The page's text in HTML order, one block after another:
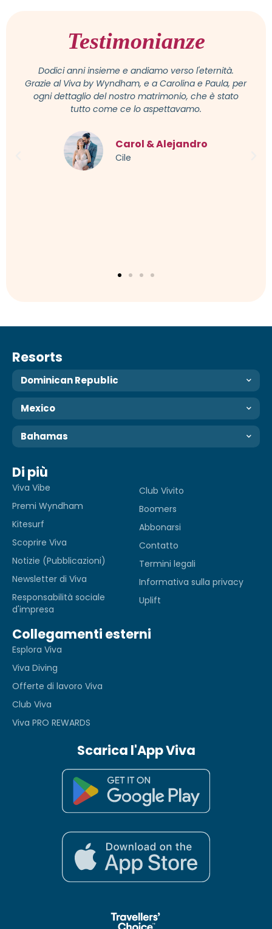
Testimonianze
Dodici anni insieme e andiamo verso l'eternità.
Grazie al Viva by Wyndham, e a Carolina e Paula, per
ogni dettaglio del nostro matrimonio, che è stato
tutto come ce lo aspettavamo.
Carol & Alejandro
Cile
Resorts
Dominican Republic
Mexico
Bahamas
Di più
Viva Vibe
Premi Wyndham
Kitesurf
Scoprire Viva
Notizie (Pubblicazioni)
Newsletter di Viva
Responsabilità sociale
d'impresa
Club Vivito
Boomers
Abbonarsi
Contatto
Termini legali
Informativa sulla privacy
Uplift
Collegamenti esterni
Esplora Viva
Viva Diving
Offerte di lavoro Viva
Club Viva
Viva PRO REWARDS
Scarica l'App Viva